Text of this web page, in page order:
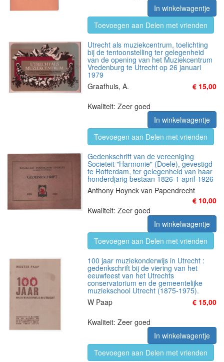
In winkelwagentje
Toevoegen aan Delen met vrienden
Utrecht als muziekcentrum, toelichting
bij de tentoonstelling ter gelegenheid
van de opening van het Muziekcentrum
Vredenburg te Utrecht op 26 januari
1979
Graafhuis, A.
€ 15,00
Kwaliteit: Zeer goed
In winkelwagentje
Toevoegen aan Delen met vrienden
Gedenkschrift van de vereeniging
Societeit "Harmonie" (Doele), gevestigd
te Rotterdam, ter gelegenheid van haar
honderdjarig bestaan 1826-1 april-1926
Anthony Hoynck van Papendrecht
€ 10,00
Kwaliteit: Zeer goed
In winkelwagentje
Toevoegen aan Delen met vrienden
100 jaar muziekonderwijs in Utrecht :
gedenkschrift bij de viering van het
eeuwfeest van het Utrechts
conservatorium en de gemeentelijke
muziekschool Utrecht (1875-1975).
W Paap
€ 15,00
Kwaliteit: Zeer goed
In winkelwagentje
Toevoegen aan Delen met vrienden